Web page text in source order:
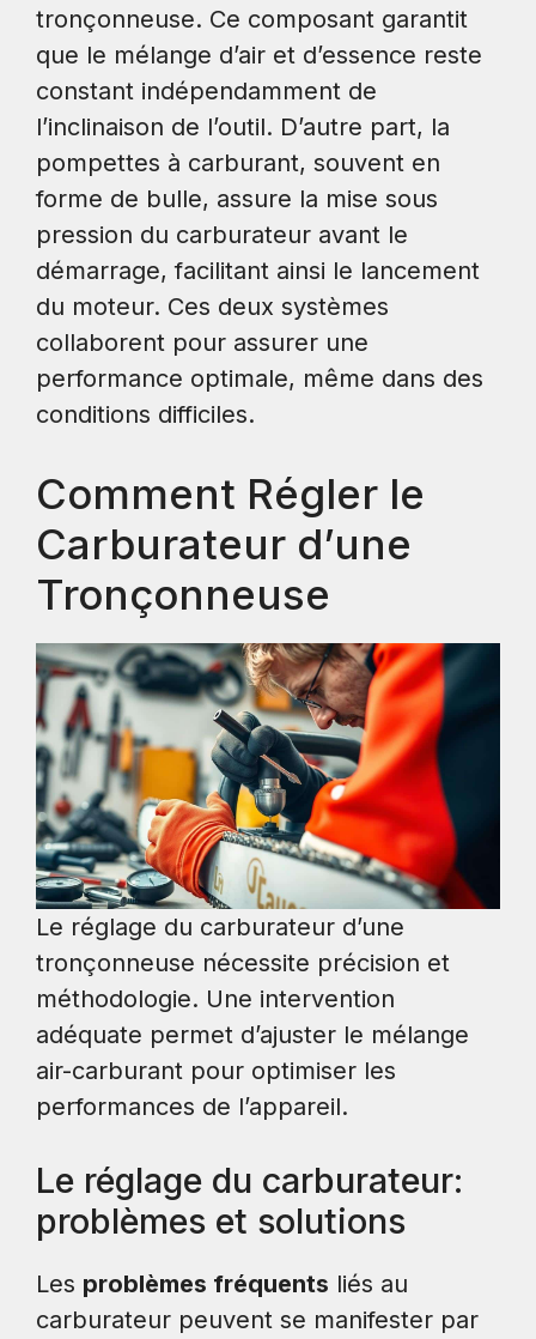
tronçonneuse. Ce composant garantit
que le mélange d’air et d’essence reste
constant indépendamment de
l’inclinaison de l’outil. D’autre part, la
pompettes à carburant, souvent en
forme de bulle, assure la mise sous
pression du carburateur avant le
démarrage, facilitant ainsi le lancement
du moteur. Ces deux systèmes
collaborent pour assurer une
performance optimale, même dans des
conditions difficiles.
Comment Régler le
Carburateur d’une
Tronçonneuse
Le réglage du carburateur d’une
tronçonneuse nécessite précision et
méthodologie. Une intervention
adéquate permet d’ajuster le mélange
air-carburant pour optimiser les
performances de l’appareil.
Le réglage du carburateur:
problèmes et solutions
Les problèmes fréquents liés au
carburateur peuvent se manifester par